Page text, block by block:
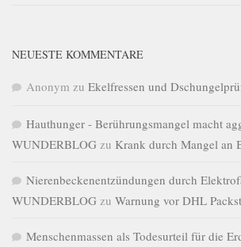
NEUESTE KOMMENTARE
Anonym zu Ekelfressen und
Hauthunger - Berührungsmangel macht
WUNDERBLOG zu Krank durch Mangel an
Nierenbeckenentzündungen durch
WUNDERBLOG zu Warnung vor DHL
Menschenmassen als Todesurteil für die